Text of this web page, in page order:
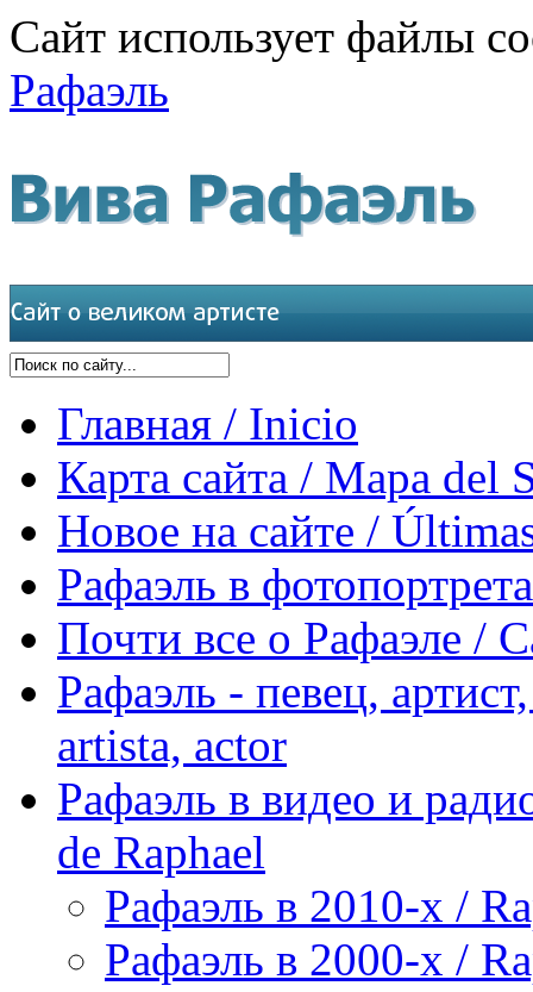
Сайт использует файлы
Рафаэль
Главная / Inicio
Карта сайта / Mapa del
Новое на сайте /
Рафаэль в
Почти все о Рафаэле /
Рафаэль - певец,
artista, actor
Рафаэль в видео и
de Raphael
Рафаэль в 2010-х /
Рафаэль в 2000-х /